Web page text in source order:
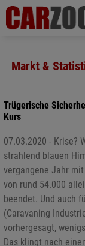
Markt &
Trügerische
Kurs
07.03.2020 - Krise?
strahlend blauen
vergangene Jahr
von rund 54.000
beendet. Und auch
(Caravaning
vorhergesagt,
Das klingt nach